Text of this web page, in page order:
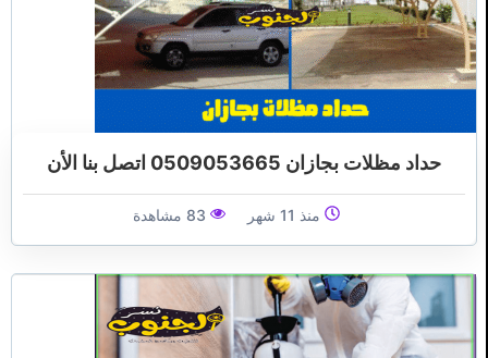
حداد مظلات بجازان 0509053665 اتصل بنا الأن
منذ 11 شهر